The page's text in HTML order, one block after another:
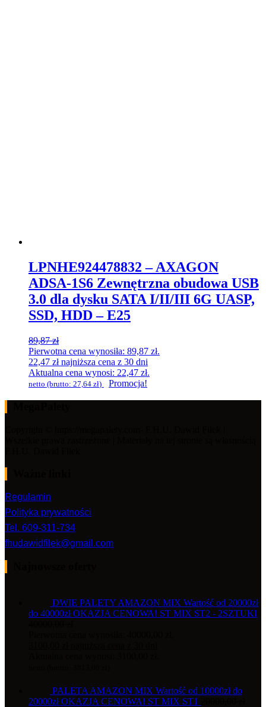
LPNHE924478832 – AXAGON
ADSA-1S6 Zewnętrzna obudowa USB
3.0 dla dysku SATA I/II/III 6G UASP,
SSD, HDD – E25
89,87zł
Pierwotna cena wynosiła: 89,87 zł.
22,47 złnajniższa cena z 30 dni
Aktualna cena wynosi: 22,47 zł.
netto (brutto: 27,64 zł) Promocja!
Regulamin
Polityka prywatności
Tel. 609-311-734
fhudawidfilek@gmail.com
DWIE PALETY AMAZON MIX Wartość od 20000zł
do 40000zł OKAZJA CENOWA! ST MIX ST2 - 2SZTUKI
PALETA AMAZON MIX Wartość od 10000zł do
20000zł OKAZJA CENOWA! ST MIX ST1